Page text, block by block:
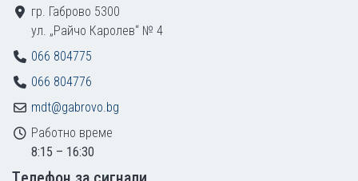
гр. Габрово 5300
ул. „Райчо Каролев“ № 4
066 804775
066 804776
mdt@gabrovo.bg
Работно време
8:15 – 16:30